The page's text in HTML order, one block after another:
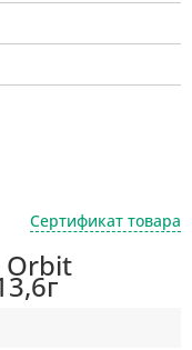
Сертификат товара
Orbit